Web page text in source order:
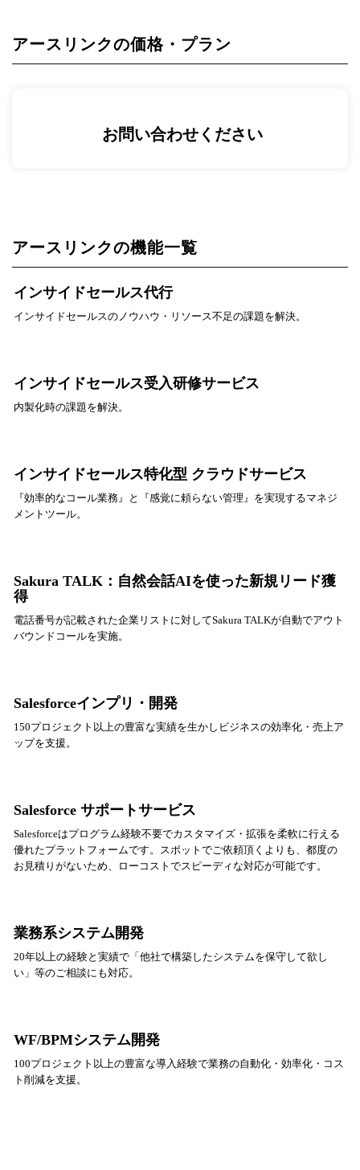
アースリンクの価格・プラン
お問い合わせください
アースリンクの機能一覧
インサイドセールス代行
インサイドセールスのノウハウ・リソース不足の課題を解決。
インサイドセールス受入研修サービス
内製化時の課題を解決。
インサイドセールス特化型 クラウドサービス
『効率的なコール業務』と『感覚に頼らない管理』を実現するマネジ
メントツール。
Sakura TALK：自然会話AIを使った新規リード獲
得
電話番号が記載された企業リストに対してSakura TALKが自動でアウト
バウンドコールを実施。
Salesforceインプリ・開発
150プロジェクト以上の豊富な実績を生かしビジネスの効率化・売上ア
ップを支援。
Salesforce サポートサービス
Salesforceはプログラム経験不要でカスタマイズ・拡張を柔軟に行える
優れたプラットフォームです。スポットでご依頼頂くよりも、都度の
お見積りがないため、ローコストでスピーディな対応が可能です。
業務系システム開発
20年以上の経験と実績で「他社で構築したシステムを保守して欲し
い」等のご相談にも対応。
WF/BPMシステム開発
100プロジェクト以上の豊富な導入経験で業務の自動化・効率化・コス
ト削減を支援。